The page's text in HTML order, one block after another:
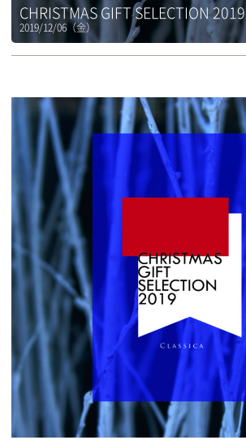
CHRISTMAS GIFT SELECTION 2019
2019/12/06（金）